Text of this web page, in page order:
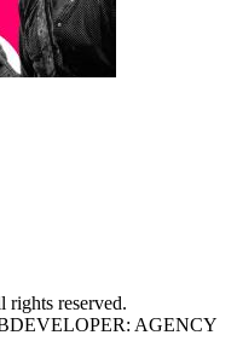
rights reserved.
AGENCY